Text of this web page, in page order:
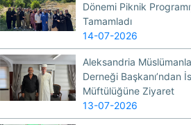
Dönemi Piknik
Tamamladı
14-07-2026
Aleksandria
Derneği Başkanı’ndan
Müftülüğüne Ziyaret
13-07-2026